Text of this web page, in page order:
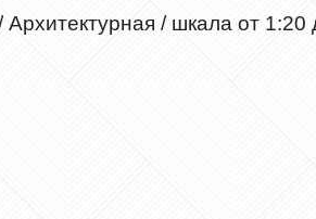
/ шкала от 1:20